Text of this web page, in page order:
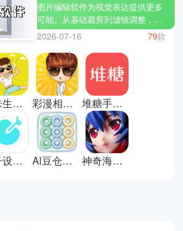
图片编辑软件为视觉表达提供更多
可能。从基础裁剪到滤镜调整，再
到细节修饰，都能轻松实现。操作
流畅，功能丰富，让普通照片也能
焕发新意。无论是日常分享还是简
单设计，都能满足需求。它不仅提
升图片质量，也让创作过程变得更
有趣、更自由。这里有些,图片编辑
软件推荐；Canva，Snapseed和
黄油相机。
2026-07-16 79款
趣味生成器手机版 彩漫相机专业版 堆糖手机版
椰子设计画质修复 AI豆仓软件 神奇海螺试验场电子包浆生成器